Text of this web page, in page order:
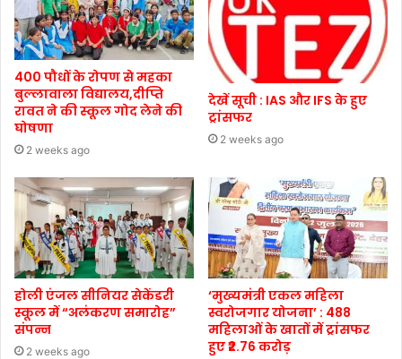
400 पौधों के रोपण से महका
बुल्लावाला विद्यालय,दीप्ति
रावत ने की स्कूल गोद लेने की
घोषणा
2 weeks ago
देखें सूची : IAS और IFS के हुए
ट्रांसफर
2 weeks ago
होली एंजल सीनियर सेकेंडरी
स्कूल में “अलंकरण समारोह”
संपन्न
2 weeks ago
‘मुख्यमंत्री एकल महिला
स्वरोजगार योजना’ : 488
महिलाओं के खातों में ट्रांसफर
हुए ₹2.76 करोड़